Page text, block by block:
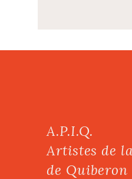
A.P.I.Q.
Artistes de
de Quiberon